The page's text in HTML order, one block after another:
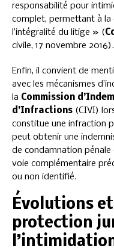
responsabilité pour
complet, permettant à la
l’intégralité du litige » (
civile, 17 novembre 2016).
Enfin, il convient de
avec les mécanismes
la Commission
d’Infractions (CIVI)
constitue une infraction
peut obtenir une
de condamnation pénale
voie complémentaire
ou non identifié.
Évolutions
protection